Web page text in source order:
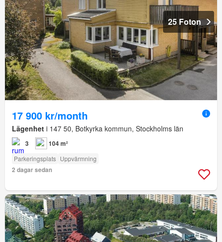
25 Foton
17 900 kr/month
Lägenhet i 147 50, Botkyrka kommun, Stockholms län
3 104 m²
Parkeringsplats Uppvärmning
2 dagar sedan